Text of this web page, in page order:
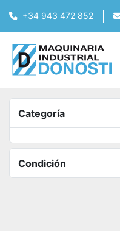
+34 943 472 852
Categoría
Condición